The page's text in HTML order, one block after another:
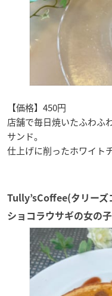
【価格】450円
店舗で毎日焼いたふわふ
サンド。
仕上げに削ったホワイト
Tully’sCoffee(タリーズ
ショコラウサギの女の